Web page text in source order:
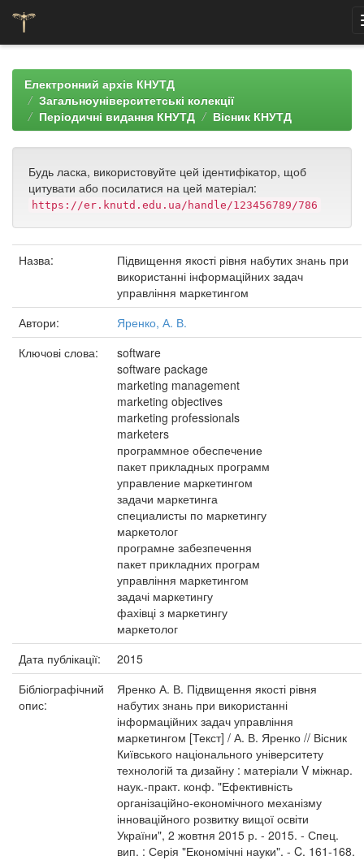
navigationЕлектронний архів КНУТД
Загальноуніверситетські колекції
Періодичні видання КНУТД
Вісник КНУТД
Будь ласка, використовуйте цей ідентифікатор, щоб
цитувати або посилатися на цей матеріал:
https://er.knutd.edu.ua/handle/123456789/786
Назва:
Підвищення якості рівня набутих знань при
використанні інформаційних задач
управління маркетингом
Автори:
Яренко, А. В.
Ключові слова:
software
software package
marketing management
marketing objectives
marketing professionals
marketers
программное обеспечение
пакет прикладных программ
управление маркетингом
задачи маркетинга
специалисты по маркетингу
маркетолог
програмне забезпечення
пакет прикладних програм
управління маркетингом
задачі маркетингу
фахівці з маркетингу
маркетолог
Дата публікації:
2015
Бібліографічний
опис:
Яренко А. В. Підвищення якості рівня
набутих знань при використанні
інформаційних задач управління
маркетингом [Текст] / А. В. Яренко // Вісник
Київського національного університету
технологій та дизайну : матеріали V міжнар.
наук.-практ. конф. "Ефективність
організаційно-економічного механізму
інноваційного розвитку вищої освіти
України", 2 жовтня 2015 р. - 2015. - Спец.
вип. : Серія "Економічні науки". - C. 161-168.